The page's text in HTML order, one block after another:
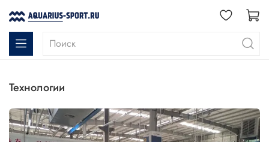
технологии